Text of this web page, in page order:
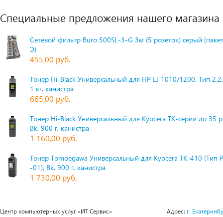
Специальные предложения нашего магазина
Сетевой фильтр Buro 500SL-3-G 3м (5 розеток) серый
Э)
455,00 руб.
Тонер Hi-Black Универсальный для HP LJ 1010/1200, Тип
1 кг, канистра
665,00 руб.
Тонер Hi-Black Универсальный для Kyocera TK-серии до 35
Bk, 900 г, канистра
1 160,00 руб.
Тонер Tomoegawa Универсальный для Kyocera TK-410 (Тип
-01), Bk, 900 г, канистра
1 730,00 руб.
Центр компьютерных услуг «ИТ Сервис» Адрес: г.